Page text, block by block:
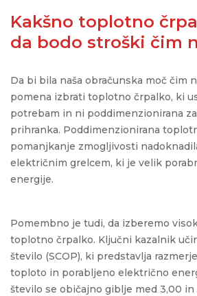
Kakšno toplotno
da bodo stroški čim
Da bi bila naša obračunska moč čim
pomena izbrati toplotno črpalko, ki
potrebam in ni poddimenzionirana
prihranka. Poddimenzionirana
pomanjkanje zmogljivosti
električnim grelcem, ki je velik
energije.
Pomembno je tudi, da izberemo
toplotno črpalko. Ključni kazalnik
število (SCOP), ki predstavlja
toploto in porabljeno električno
število se običajno giblje med 3,00 in